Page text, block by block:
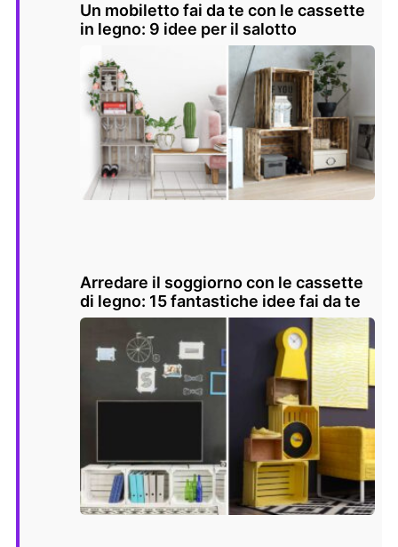
Un mobiletto fai da te con le cassette
in legno: 9 idee per il salotto
Arredare il soggiorno con le cassette
di legno: 15 fantastiche idee fai da te